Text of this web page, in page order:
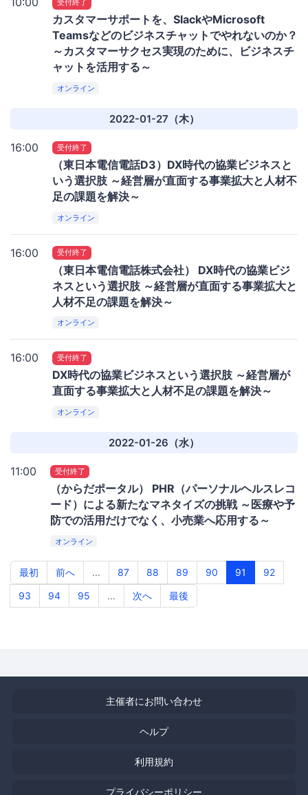
受付終了
カスタマーサポートを、SlackやMicrosoft
Teamsなどのビジネスチャットでやれないのか？
～カスタマーサクセス実現のために、ビジネスチ
ャットを活用する～
オンライン
2022-01-27（木）
16:00 受付終了
（東日本電信電話D3）DX時代の協業ビジネスと
いう選択肢 ～経営層が直面する事業拡大と人材不
足の課題を解決～
オンライン
16:00 受付終了
（東日本電信電話株式会社） DX時代の協業ビジ
ネスという選択肢 ～経営層が直面する事業拡大と
人材不足の課題を解決～
オンライン
16:00 受付終了
DX時代の協業ビジネスという選択肢 ～経営層が
直面する事業拡大と人材不足の課題を解決～
オンライン
2022-01-26（水）
11:00 受付終了
（からだポータル） PHR（パーソナルヘルスレコ
ード）による新たなマネタイズの挑戦 ～医療や予
防での活用だけでなく、小売業へ応用する～
オンライン
最初 前へ ... 87 88 89 90 91
92
93
94 95 ... 次へ 最後
主催者にお問い合わせ
ヘルプ
利用規約
プライバシーポリシー